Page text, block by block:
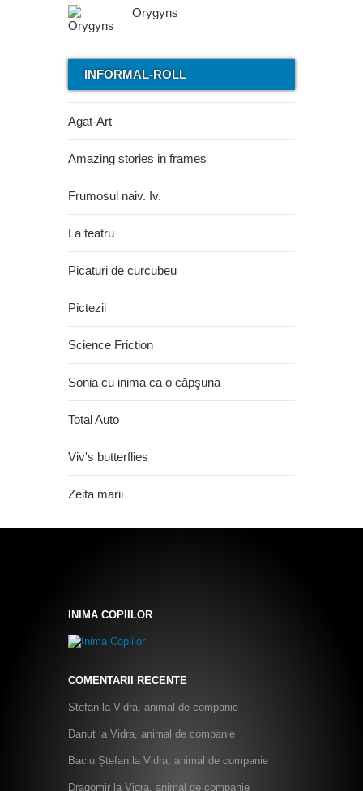
Orygyns
INFORMAL-ROLL
Agat-Art
Amazing stories in frames
Frumosul naiv. Iv.
La teatru
Picaturi de curcubeu
Pictezii
Science Friction
Sonia cu inima ca o căpşuna
Total Auto
Viv's butterflies
Zeita marii
INIMA COPIILOR
COMENTARII RECENTE
Stefan la Vidra, animal de companie
Danut la Vidra, animal de companie
Baciu Ștefan la Vidra, animal de companie
Dragomir la Vidra, animal de companie